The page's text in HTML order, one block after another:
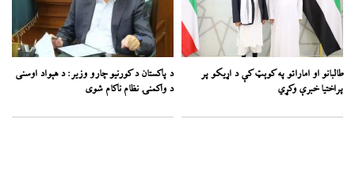
طالبانو او اماراتو په کوېټ کې د اړیکو پر
پراختیا خبرې وکړي
د پاکستان د کورنیو چارو وزیر: د هېواد اوسنی
د واکمنۍ نظام ناکام شوی